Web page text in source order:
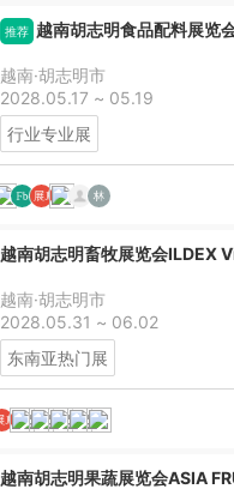
推荐 越南胡志明食品配料展览
越南·胡志明市
2028.05.17 ~ 05.19
行业专业展
越南胡志明畜牧展览会ILDEX
越南·胡志明市
2028.05.31 ~ 06.02
东南亚热门展
越南胡志明果蔬展览会ASIA